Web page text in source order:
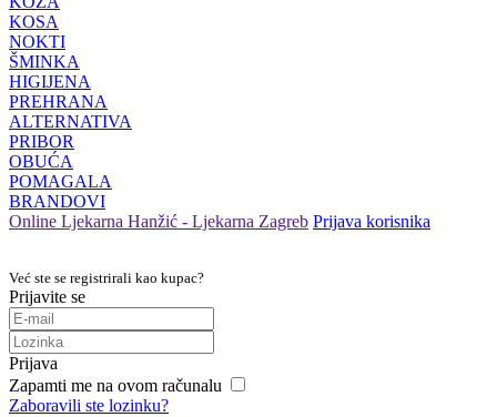
KOSA
NOKTI
ŠMINKA
HIGIJENA
PREHRANA
ALTERNATIVA
PRIBOR
OBUĆA
POMAGALA
BRANDOVI
Online Ljekarna Hanžić - Ljekarna Zagreb Prijava korisnika
Već ste se registrirali kao kupac?
Prijavite se
Prijava
Zapamti me na ovom računalu
Zaboravili ste lozinku?